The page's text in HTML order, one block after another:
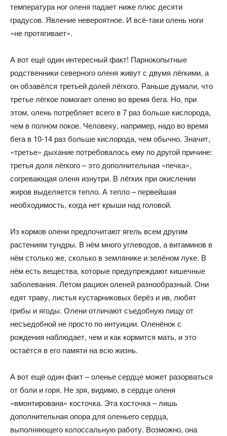
температура ног оленя падает ниже плюс десяти
градусов. Явление невероятное. И всё-таки олень ноги
«не протягивает».
А вот ещё один интересный факт! Парнокопытные
родственники северного оленя живут с двумя лёгкими, а
он обзавёлся третьей долей лёгкого. Раньше думали, что
третье лёгкое помогает оленю во время бега. Но, при
этом, олень потребляет всего в 7 раз больше кислорода,
чем в полном покое. Человеку, например, надо во время
бега в 10-14 раз больше кислорода, чем обычно. Значит,
«третье» дыхание потребовалось ему по другой причине:
третья доля лёгкого – это дополнительная «печка»,
согревающая оленя изнутри. В лёгких при окислении
жиров выделяется тепло. А тепло – первейшая
необходимость, когда нет крыши над головой.
Из кормов олени предпочитают ягель всем другим
растениям тундры. В нём много углеводов, а витаминов в
нём столько же, сколько в землянике и зелёном луке. В
нём есть вещества, которые предупреждают кишечные
заболевания. Летом рацион оленей разнообразный. Они
едят траву, листья кустарниковых берёз и ив, любят
грибы и ягоды. Олени отличают съедобную пищу от
несъедобной не просто по интуиции. Оленёнок с
рождения наблюдает, чем и как кормится мать, и это
остаётся в его памяти на всю жизнь.
А вот ещё один факт – оленье сердце может разорваться
от боли и горя. Не зря, видимо, в сердце оленя
«вмонтирована» косточка. Эта косточка – лишь
дополнительная опора для оленьего сердца,
выполняющего колоссальную работу. Возможно, она